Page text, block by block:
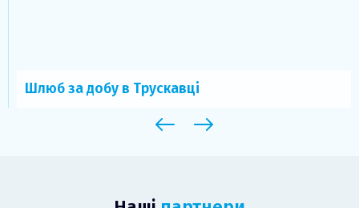
Шлюб за добу в Трускавці